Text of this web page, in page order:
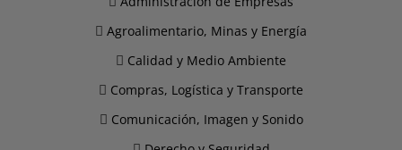
Agroalimentario, Minas y Energía
Calidad y Medio Ambiente
Compras, Logística y Transporte
Comunicación, Imagen y Sonido